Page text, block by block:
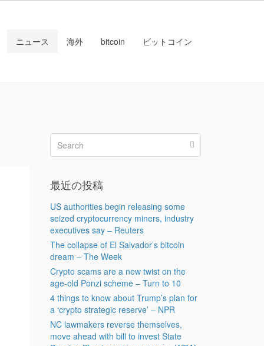
ニュース 海外 bitcoin ビットコイン
最近の投稿
US authorities begin releasing some
seized cryptocurrency miners, industry
executives say – Reuters
The collapse of El Salvador’s bitcoin
dream – The Week
Crypto scams are a new twist on the
age-old Ponzi scheme – Turn to 10
4 things to know about Trump’s plan for
a ‘crypto strategic reserve’ – NPR
NC lawmakers reverse themselves,
move ahead with bill to invest State